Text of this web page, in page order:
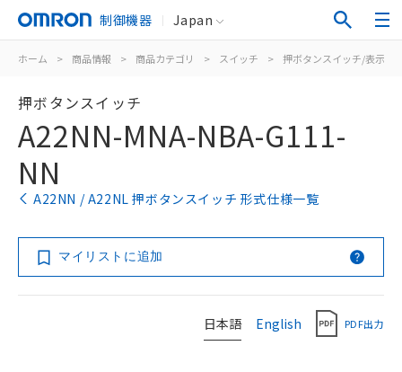
制御機器 Japan
ホーム > 商品情報 > 商品カテゴリ > スイッチ > 押ボタンスイッチ/表示灯
押ボタンスイッチ
A22NN-MNA-NBA-G111-
NN
A22NN / A22NL 押ボタンスイッチ 形式仕様一覧
マイリストに追加
日本語 English PDF出力